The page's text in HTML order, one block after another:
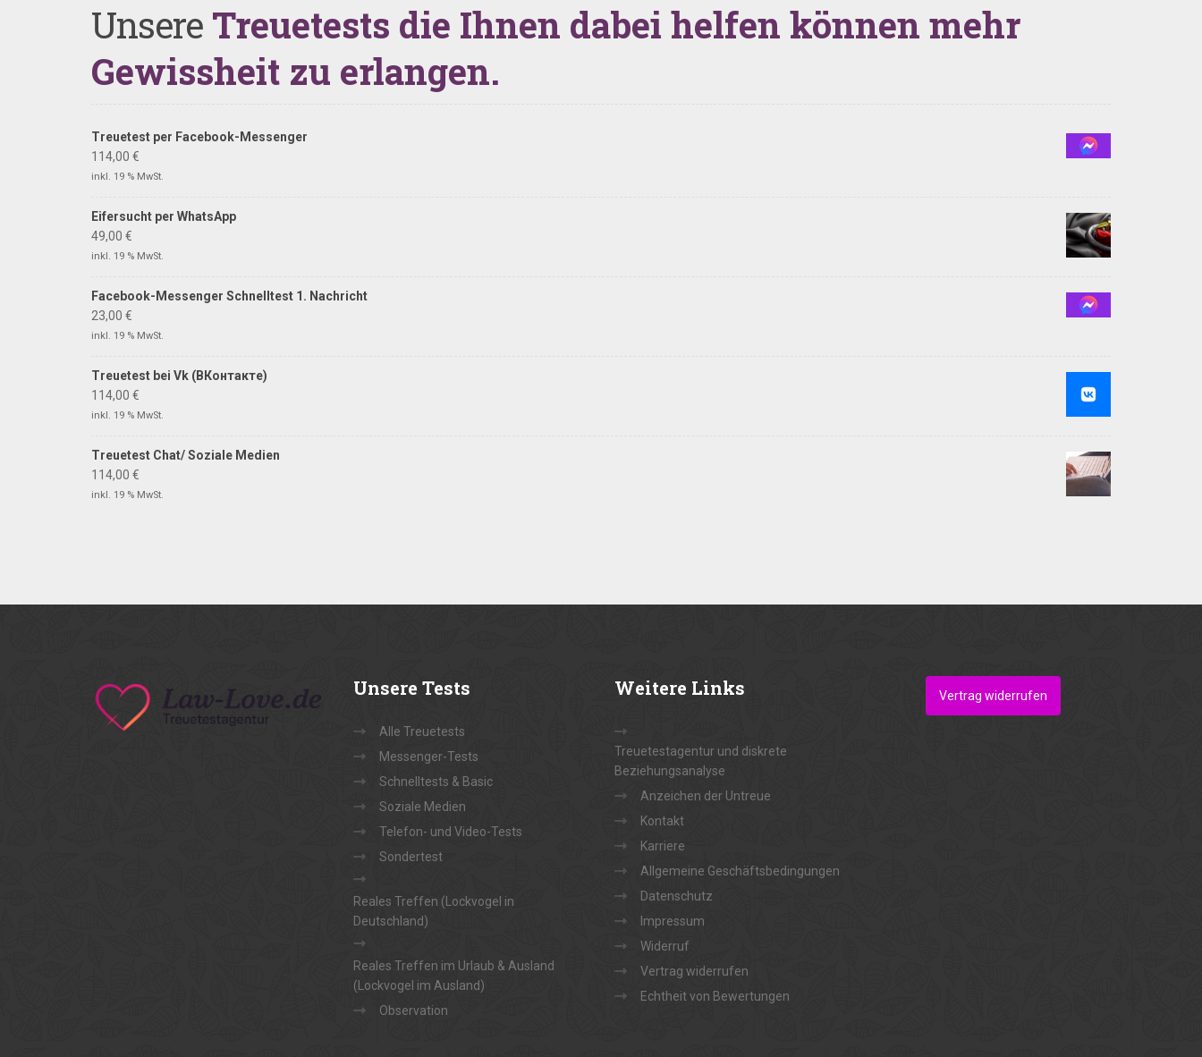
Unsere Treuetests die Ihnen dabei helfen können mehr
Gewissheit zu erlangen.
Treuetest per Facebook-Messenger
114,00 €
inkl. 19 % MwSt.
Eifersucht per WhatsApp
49,00 €
inkl. 19 % MwSt.
Facebook-Messenger Schnelltest 1. Nachricht
23,00 €
inkl. 19 % MwSt.
Treuetest bei Vk (ВКонтакте)
114,00 €
inkl. 19 % MwSt.
Treuetest Chat/ Soziale Medien
114,00 €
inkl. 19 % MwSt.
Unsere Tests
Alle Treuetests
Messenger-Tests
Schnelltests & Basic
Soziale Medien
Telefon- und Video-Tests
Sondertest
Reales Treffen (Lockvogel in
Deutschland)
Reales Treffen im Urlaub & Ausland
(Lockvogel im Ausland)
Observation
Weitere Links
Treuetestagentur und diskrete
Beziehungsanalyse
Anzeichen der Untreue
Kontakt
Karriere
Allgemeine Geschäftsbedingungen
Datenschutz
Impressum
Widerruf
Vertrag widerrufen
Echtheit von Bewertungen
Vertrag widerrufen